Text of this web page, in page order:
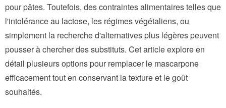
pour pâtes. Toutefois, des contraintes alimentaires telles que
l'intolérance au lactose, les régimes végétaliens, ou
simplement la recherche d'alternatives plus légères peuvent
pousser à chercher des substituts. Cet article explore en
détail plusieurs options pour remplacer le mascarpone
efficacement tout en conservant la texture et le goût
souhaités.